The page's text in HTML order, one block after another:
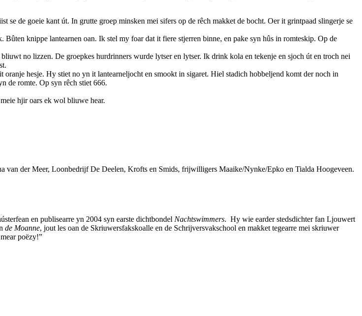
se de goeie kant út. In grutte groep minsken mei sifers op de rêch makket de bocht. Oer it grintpaad slingerje se
knippe lantearnen oan. Ik stel my foar dat it fiere stjerren binne, en pake syn hûs in romteskip. Op de
no lizzen. De groepkes hurdrinners wurde lytser en lytser. Ik drink kola en tekenje en sjoch út en troch nei
hesje. Hy stiet no yn it lantearneljocht en smookt in sigaret. Hiel stadich hobbeljend komt der noch in
de romte. Op syn rêch stiet 666.
hjir oars ek wol bliuwe hear.
van der Meer, Loonbedrijf De Deelen, Krofts en Smids, frijwilligers Maaike/Nynke/Epko en Tialda Hoogeveen.
en publisearre yn 2004 syn earste dichtbondel Nachtswimmers. Hy wie earder stedsdichter fan Ljouwert
de Moanne, jout les oan de Skriuwersfakskoalle en de Schrijversvakschool en makket tegearre mei skriuwer
poëzy!”